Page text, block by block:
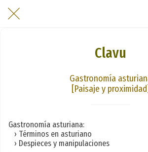
Clavu
Gastronomía
[Paisaje y proximidad]
Gastronomía asturiana:
› Términos en asturiano
› Despieces y manipulaciones